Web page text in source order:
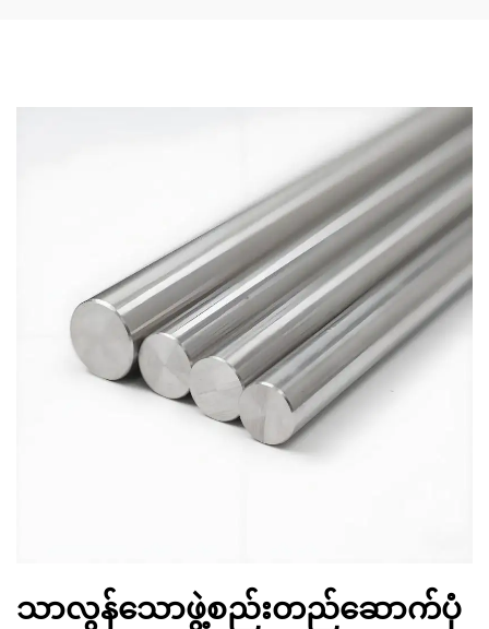
သာလွန်သောဖွဲ့စည်းတည်ဆောက်ပုံ